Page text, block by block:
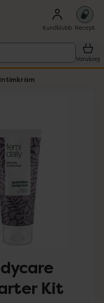
Kundklubb Recept
Varukorg
Intimkräm
Kit